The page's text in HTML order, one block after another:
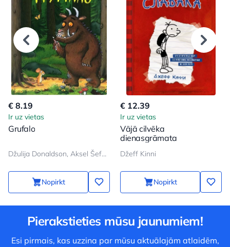
€ 8.19
Ir uz vietas
Grufalo
Džulija Donaldson, Aksel Šeffler
Nopirkt
€ 12.39
Ir uz vietas
Vājā cilvēka
dienasgrāmata
Džeff Kinni
Nopirkt
Pierakstieties mūsu jaunumiem!
Esi pirmais, kas uzzina par mūsu aktuālajām atlaidēm,